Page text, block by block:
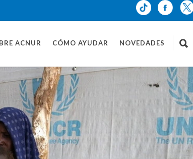
ACNUR CÓMO AYUDAR NOVEDADES